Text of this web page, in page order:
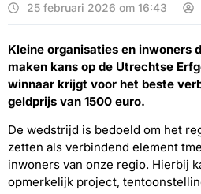
25 februari 2026 om 16:43
Kleine organisaties en inwoners
maken kans op de Utrechtse
winnaar krijgt voor het beste
geldprijs van 1500 euro.
De wedstrijd is bedoeld om het
zetten als verbindend element
inwoners van onze regio. Hierbij
opmerkelijk project,